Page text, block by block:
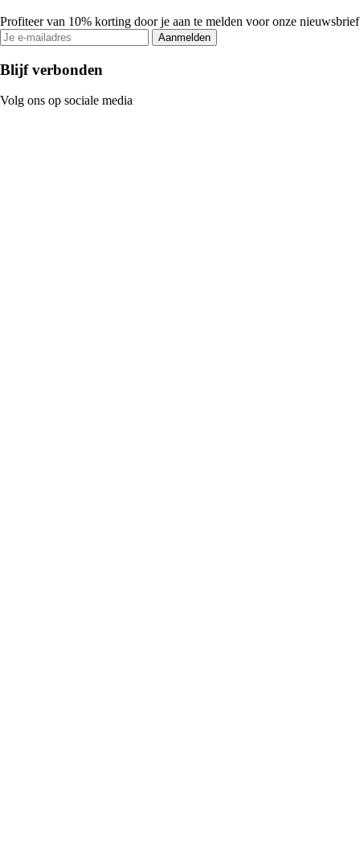
Profiteer van 10% korting door je aan te melden voor onze nieuwsbrief
Aanmelden
Blijf verbonden
Volg ons op sociale media